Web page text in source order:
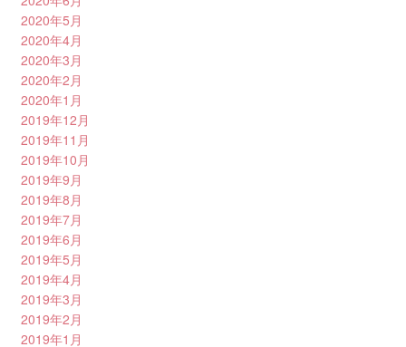
2020年5月
2020年4月
2020年3月
2020年2月
2020年1月
2019年12月
2019年11月
2019年10月
2019年9月
2019年8月
2019年7月
2019年6月
2019年5月
2019年4月
2019年3月
2019年2月
2019年1月